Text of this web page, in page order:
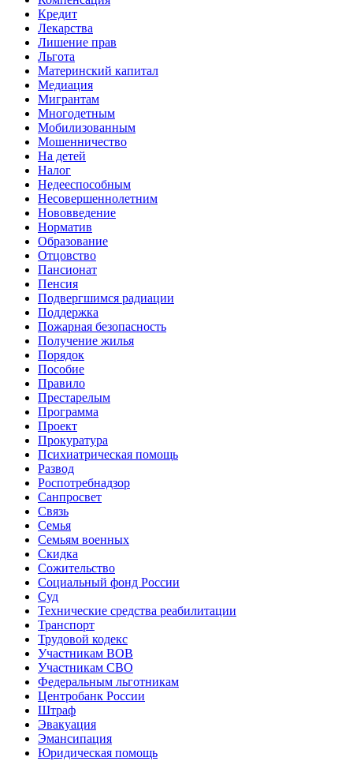
Кредит
Лекарства
Лишение прав
Льгота
Материнский капитал
Медиация
Мигрантам
Многодетным
Мобилизованным
Мошенничество
На детей
Налог
Недееспособным
Несовершеннолетним
Нововведение
Норматив
Образование
Отцовство
Пансионат
Пенсия
Подвергшимся радиации
Поддержка
Пожарная безопасность
Получение жилья
Порядок
Пособие
Правило
Престарелым
Программа
Проект
Прокуратура
Психиатрическая помощь
Развод
Роспотребнадзор
Санпросвет
Связь
Семья
Семьям военных
Скидка
Сожительство
Социальный фонд России
Суд
Технические средства реабилитации
Транспорт
Трудовой кодекс
Участникам ВОВ
Участникам СВО
Федеральным льготникам
Центробанк России
Штраф
Эвакуация
Эмансипация
Юридическая помощь